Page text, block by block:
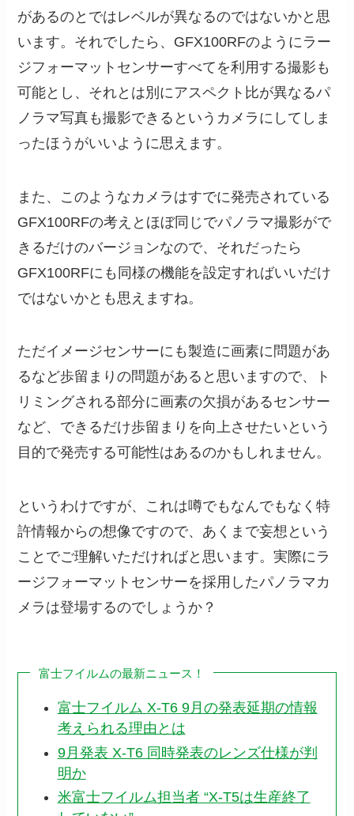
があるのとではレベルが異なるのではないかと思
います。それでしたら、GFX100RFのようにラー
ジフォーマットセンサーすべてを利用する撮影も
可能とし、それとは別にアスペクト比が異なるパ
ノラマ写真も撮影できるというカメラにしてしま
ったほうがいいように思えます。
また、このようなカメラはすでに発売されている
GFX100RFの考えとほぼ同じでパノラマ撮影がで
きるだけのバージョンなので、それだったら
GFX100RFにも同様の機能を設定すればいいだけ
ではないかとも思えますね。
ただイメージセンサーにも製造に画素に問題があ
るなど歩留まりの問題があると思いますので、ト
リミングされる部分に画素の欠損があるセンサー
など、できるだけ歩留まりを向上させたいという
目的で発売する可能性はあるのかもしれません。
というわけですが、これは噂でもなんでもなく特
許情報からの想像ですので、あくまで妄想という
ことでご理解いただければと思います。実際にラ
ージフォーマットセンサーを採用したパノラマカ
メラは登場するのでしょうか？
富士フイルムの最新ニュース！
富士フイルム X-T6 9月の発表延期の情報
考えられる理由とは
9月発表 X-T6 同時発表のレンズ仕様が判
明か
米富士フイルム担当者 “X-T5は生産終了